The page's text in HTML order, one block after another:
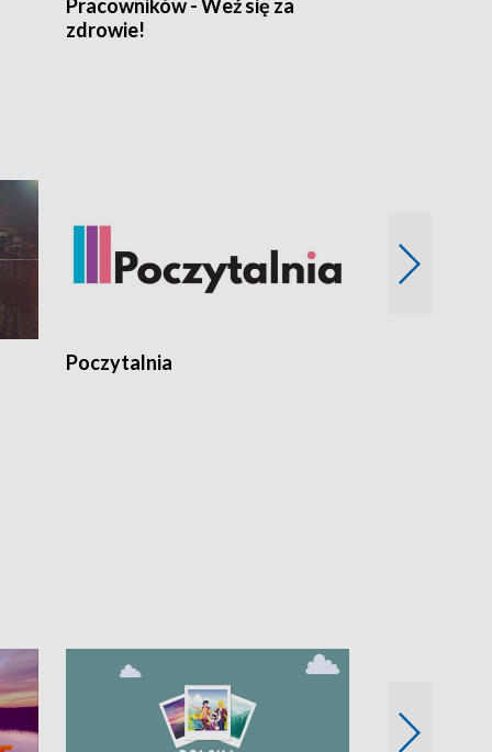
Pracowników - Weź się za
zdrowie!
Poczytalnia